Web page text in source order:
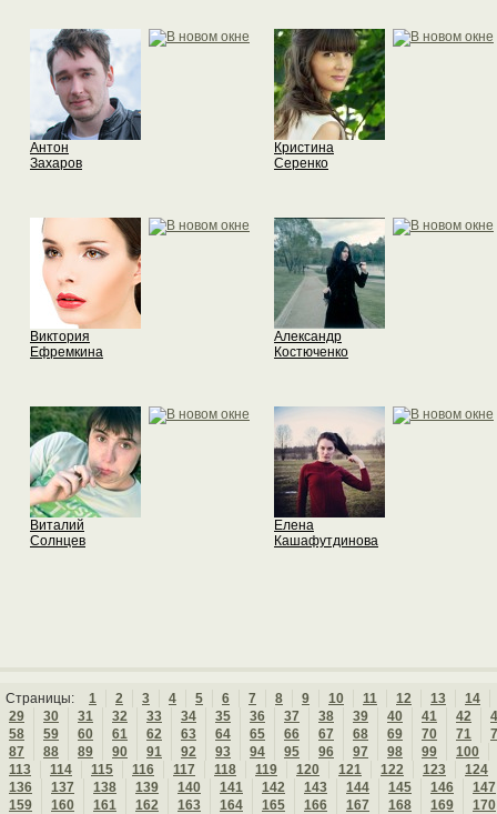
Антон
Захаров
Кристина
Серенко
Виктория
Ефремкина
Александр
Костюченко
Виталий
Солнцев
Елена
Кашафутдинова
Страницы: 1 2 3 4 5 6 7 8 9 10 11 12 13
14
29
30 31 32 33 34 35 36 37 38 39 40 41 42
58
59 60 61 62 63 64 65 66 67 68 69 70 71
87
88 89 90 91 92 93 94 95 96 97 98 99
100
113
114 115 116 117 118 119 120 121 122 123
124
136
137 138 139 140 141 142 143 144 145 146
147
159
160 161 162 163 164 165 166 167 168 169
170